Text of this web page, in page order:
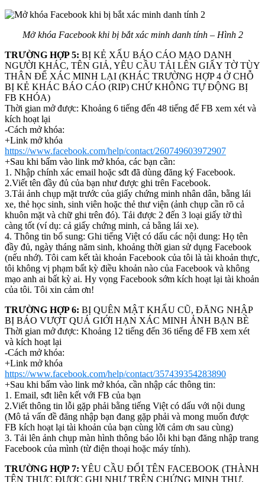
Mở khóa Facebook khi bị bắt xác minh danh tính – Hình 2
TRƯỜNG HỢP 5: BỊ KẺ XẤU BÁO CÁO MẠO DANH
NGƯỜI KHÁC, TÊN GIẢ, YÊU CẦU TẢI LÊN GIẤY TỜ TÙY
THÂN ĐỂ XÁC MINH LẠI (KHÁC TRƯỜNG HỢP 4 Ở CHỖ
BỊ KẺ KHÁC BÁO CÁO (RIP) CHỨ KHÔNG TỰ ĐỘNG BỊ
FB KHÓA)
Thời gian mở được: Khoảng 6 tiếng đến 48 tiếng để FB xem xét và
kích hoạt lại
-Cách mở khóa:
+Link mở khóa
https://www.facebook.com/help/contact/260749603972907
+Sau khi bấm vào link mở khóa, các bạn cần:
1. Nhập chính xác email hoặc sđt đã dùng đăng ký Facebook.
2.Viết tên đầy đủ của bạn như được ghi trên Facebook.
3.Tải ảnh chụp mặt trước của giấy chứng minh nhân dân, bằng lái
xe, thẻ học sinh, sinh viên hoặc thẻ thư viện (ảnh chụp cần rõ cả
khuôn mặt và chữ ghi trên đó). Tải được 2 đến 3 loại giấy tờ thì
càng tốt (ví dụ: cả giấy chứng minh, cả bằng lái xe).
4. Thông tin bổ sung: Ghi tiếng Việt có dấu các nội dung: Họ tên
đầy đủ, ngày tháng năm sinh, khoảng thời gian sử dụng Facebook
(nếu nhớ). Tôi cam kết tài khoản Facebook của tôi là tài khoản thực,
tôi không vị phạm bất kỳ điều khoản nào của Facebook và không
mạo anh ai bất kỳ ai. Hy vọng Facebook sớm kích hoạt lại tài khoản
của tôi. Tôi xin cảm ơn!
TRƯỜNG HỢP 6: BỊ QUÊN MẬT KHẨU CŨ, ĐĂNG NHẬP
BỊ BÁO VƯỢT QUÁ GIỚI HẠN XÁC MINH ẢNH BẠN BÈ
Thời gian mở được: Khoảng 12 tiếng đến 36 tiếng để FB xem xét
và kích hoạt lại
-Cách mở khóa:
+Link mở khóa
https://www.facebook.com/help/contact/357439354283890
+Sau khi bấm vào link mở khóa, cần nhập các thông tin:
1. Email, sđt liên kết với FB của bạn
2.Viết thông tin lỗi gặp phải bằng tiếng Việt có dấu với nội dung
(Mô tả vấn đề đăng nhập bạn đang gặp phải và mong muốn được
FB kích hoạt lại tài khoản của bạn cùng lời cảm ơn sau cùng)
3. Tải lên ảnh chụp màn hình thông báo lỗi khi bạn đăng nhập trang
Facebook của mình (từ điện thoại hoặc máy tính).
TRƯỜNG HỢP 7: YÊU CẦU ĐỔI TÊN FACEBOOK (THÀNH
TÊN THỰC ĐƯỢC GHI NHƯ TRÊN CHỨNG MINH THƯ,